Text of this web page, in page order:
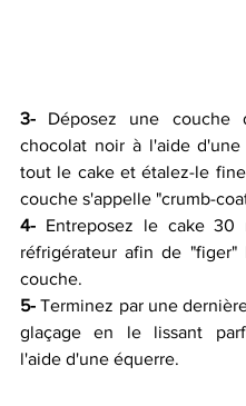
3- Déposez une couche
chocolat noir à l'aide d'une
tout le cake et étalez-le
couche s'appelle "crumb-
4- Entreposez le cake 30
réfrigérateur afin de "figer"
couche.
5- Terminez par une
glaçage en le lissant
l'aide d'une équerre.